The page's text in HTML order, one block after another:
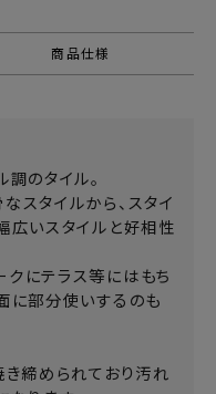
商品仕様
のタイル。
スタイルから、スタイ
広いスタイルと好相性
にテラス等にはもち
に部分使いするのも
き締められており汚れ